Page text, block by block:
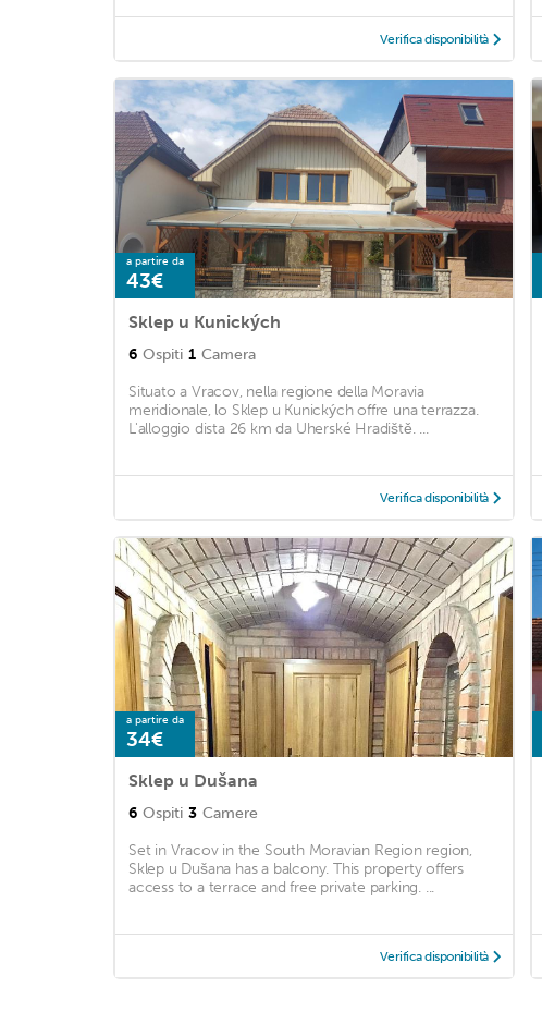
Verifica disponibilità
a partire da
43€
Sklep u Kunických
6 Ospiti 1 Camera
Situato a Vracov, nella regione della Moravia
meridionale, lo Sklep u Kunických offre una terrazza.
L'alloggio dista 26 km da Uherské Hradiště. ...
Verifica disponibilità
a partire da
34€
Sklep u Dušana
6 Ospiti 3 Camere
Set in Vracov in the South Moravian Region region,
Sklep u Dušana has a balcony. This property offers
access to a terrace and free private parking. ...
Verifica disponibilità